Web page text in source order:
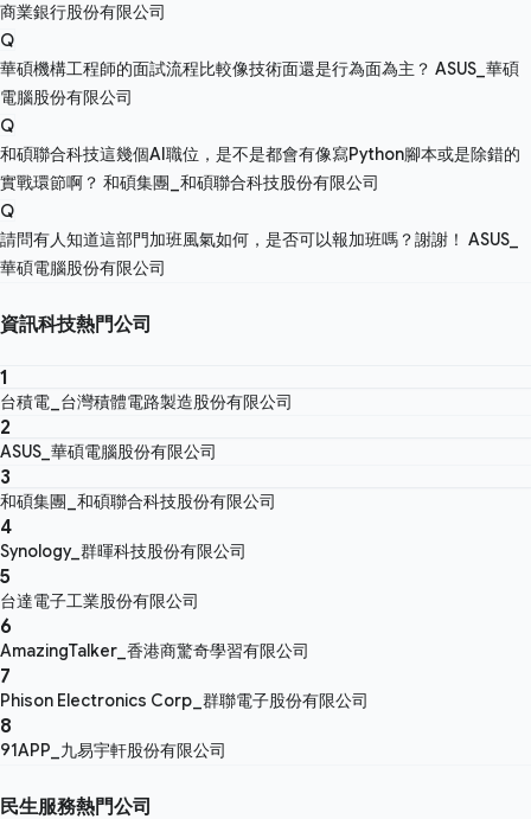
商業銀行股份有限公司
Q
華碩機構工程師的面試流程比較像技術面還是行為面為主？ ASUS_華碩
電腦股份有限公司
Q
和碩聯合科技這幾個AI職位，是不是都會有像寫Python腳本或是除錯的
實戰環節啊？ 和碩集團_和碩聯合科技股份有限公司
Q
請問有人知道這部門加班風氣如何，是否可以報加班嗎？謝謝！ ASUS_
華碩電腦股份有限公司
資訊科技熱門公司
1
台積電_台灣積體電路製造股份有限公司
2
ASUS_華碩電腦股份有限公司
3
和碩集團_和碩聯合科技股份有限公司
4
Synology_群暉科技股份有限公司
5
台達電子工業股份有限公司
6
AmazingTalker_香港商驚奇學習有限公司
7
Phison Electronics Corp_群聯電子股份有限公司
8
91APP_九易宇軒股份有限公司
民生服務熱門公司